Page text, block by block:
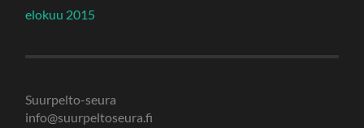
elokuu 2015
Suurpelto-seura
info@suurpeltoseura.fi